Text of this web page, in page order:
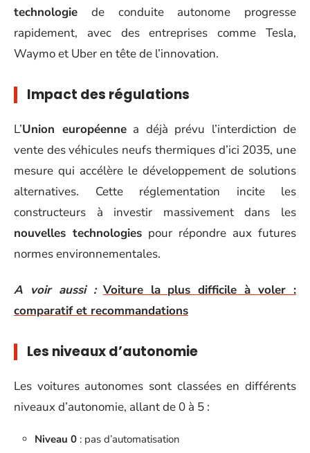
technologie de conduite autonome progresse
rapidement, avec des entreprises comme Tesla,
Waymo et Uber en tête de l’innovation.
Impact des régulations
L’Union européennea déjà prévu l’interdiction de
vente des véhicules neufs thermiques d’ici 2035, une
mesure qui accélère le développement de solutions
alternatives. Cette réglementation incite les
constructeurs à investir massivement dans les
nouvelles technologies pour répondre aux futures
normes environnementales.
A voir aussi : Voiture la plus difficile à voler :
comparatif et recommandations
Les niveaux d’autonomie
Les voitures autonomes sont classées en différents
niveaux d’autonomie, allant de 0 à 5 :
Niveau 0 : pas d’automatisation